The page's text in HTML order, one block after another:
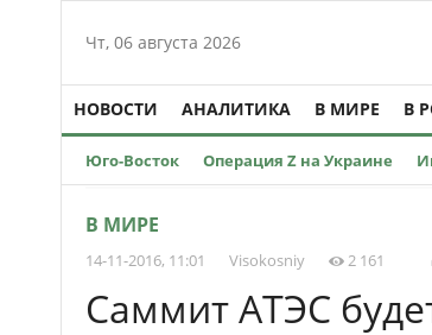
Чт, 06 августа 2026
НОВОСТИ АНАЛИТИКА В МИРЕ В
Юго-Восток Операция Z на Украине
В МИРЕ
14-11-2016, 11:01 Visokosniy 2 161
Саммит АТЭС